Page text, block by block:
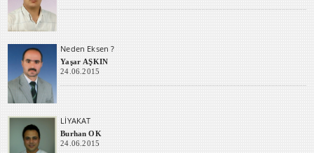
Neden Eksen ?
Yaşar AŞKIN
24.06.2015
LİYAKAT
Burhan OK
24.06.2015